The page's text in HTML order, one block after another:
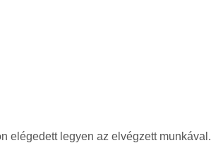
elégedett legyen az elvégzett munkával.